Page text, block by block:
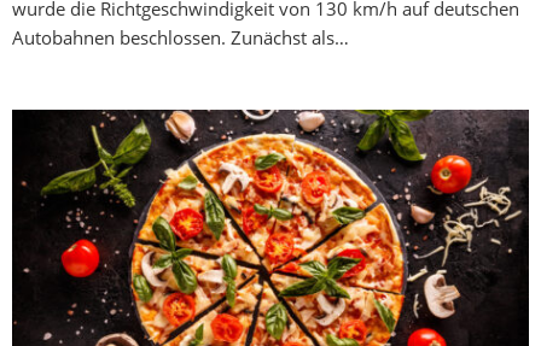
wurde die Richtgeschwindigkeit von 130 km/h auf deutschen
Autobahnen beschlossen. Zunächst als…